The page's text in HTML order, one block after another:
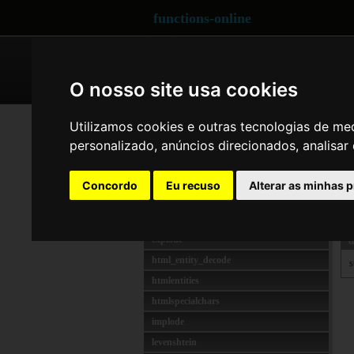
O nosso site usa cookies
Utilizamos cookies e outras tecnologias de
personalizado, anúncios direcionados,
Concordo Eu recuso Alterar as minhas
functions-online
chunk_split
explode
html_entity_decode
htmlentities
htmlspecialchars
implode
levenshtein